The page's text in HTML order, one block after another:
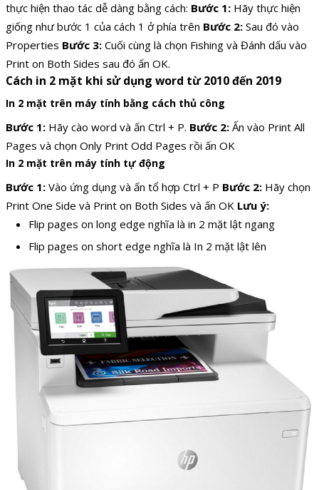
thực hiện thao tác dễ dàng bằng cách: Bước 1: Hãy thực hiện
giống như bước 1 của cách 1 ở phía trên Bước 2: Sau đó vào
Properties Bước 3: Cuối cùng là chọn Fishing và Đánh dấu vào
Print on Both Sides sau đó ấn OK.
Cách in 2 mặt khi sử dụng word từ 2010 đến 2019
In 2 mặt trên máy tính bằng cách thủ công
Bước 1: Hãy cào word và ấn Ctrl + P. Bước 2: Ấn vào Print All
Pages và chọn Only Print Odd Pages rồi ấn OK
In 2 mặt trên máy tính tự động
Bước 1: Vào ứng dụng và ấn tổ hợp Ctrl + P Bước 2: Hãy chọn
Print One Side và Print on Both Sides và ấn OK Lưu ý:
Flip pages on long edge nghĩa là in 2 mặt lật ngang
Flip pages on short edge nghĩa là In 2 mặt lật lên